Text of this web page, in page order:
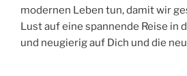
modernen Leben tun, damit wir
Lust auf eine spannende Reise in
und neugierig auf Dich und die